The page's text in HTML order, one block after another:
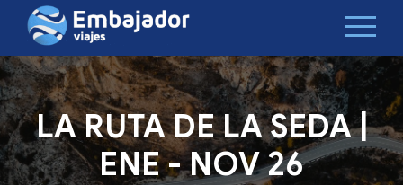
LA RUTA DE LA SEDA |
ENE - NOV 26